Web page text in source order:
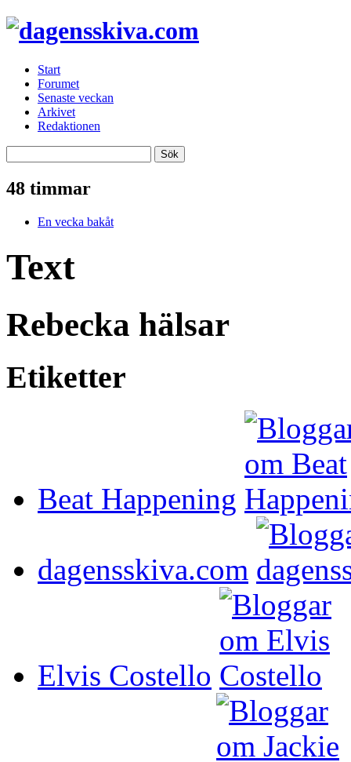
Start
Forumet
Senaste veckan
Arkivet
Redaktionen
48 timmar
En vecka bakåt
Text
Rebecka hälsar
Etiketter
Beat Happening
dagensskiva.com
Elvis Costello